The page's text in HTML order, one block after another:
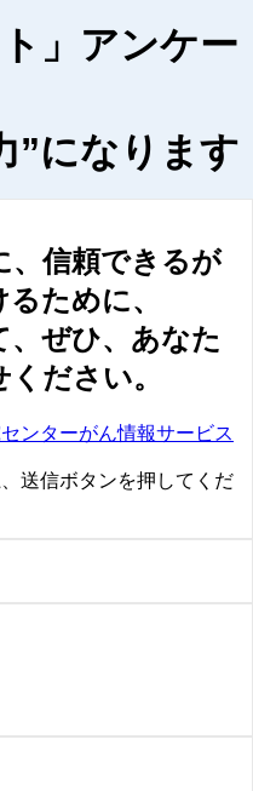
」アンケー
”になります
、信頼できるが
ために、
、ぜひ、あなた
ださい。
ンターがん情報サービス
送信ボタンを押してくだ